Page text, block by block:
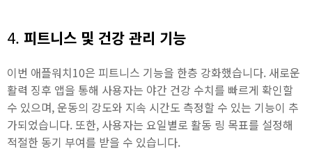
4. 피트니스 및 건강 관리 기능
이번 애플워치10은 피트니스 기능을 한층 강화했습니다. 새로운
활력 징후 앱을 통해 사용자는 야간 건강 수치를 빠르게 확인할
수 있으며, 운동의 강도와 지속 시간도 측정할 수 있는 기능이 추
가되었습니다. 또한, 사용자는 요일별로 활동 링 목표를 설정해
적절한 동기 부여를 받을 수 있습니다.